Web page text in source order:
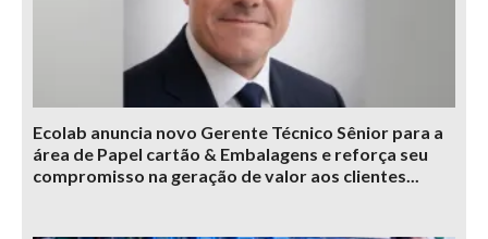
Ecolab anuncia novo Gerente Técnico Sênior para a
área de Papel cartão & Embalagens e reforça seu
compromisso na geração de valor aos clientes...